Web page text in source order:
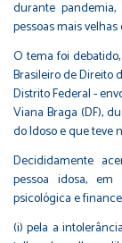
durante
pessoas mais
O tema foi
Brasileiro de Direito
Distrito Federal -
Viana Braga (DF),
do Idoso e que teve
Decididamente
pessoa idosa,
psicológica e
(i) pela a